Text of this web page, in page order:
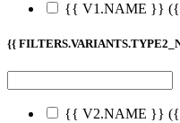
{{ V1.NAME }}
{{
{{ V2.NAME }}